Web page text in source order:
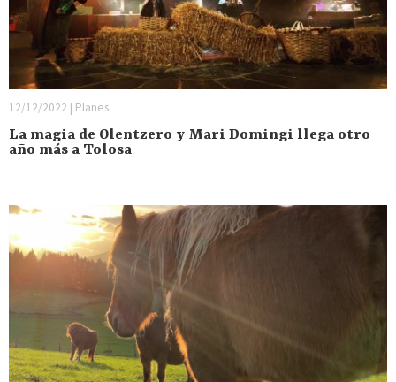
12/12/2022 | Planes
La magia de Olentzero y Mari Domingi llega otro
año más a Tolosa